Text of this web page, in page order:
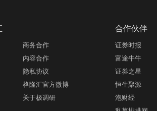
商务合作
内容合作
隐私协议
格隆汇官方微博
关于极调研
合作伙伴
证券时报
富途牛牛
证券之星
恒生聚源
泡财经
私募排排网